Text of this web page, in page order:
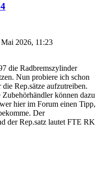
2026, 11:23
die Radbremszylinder
Nun probiere ich schon
Rep.sätze aufzutreiben.
können dazu
hier im Forum einen Tipp,
Der
der Rep.satz lautet FTE RK